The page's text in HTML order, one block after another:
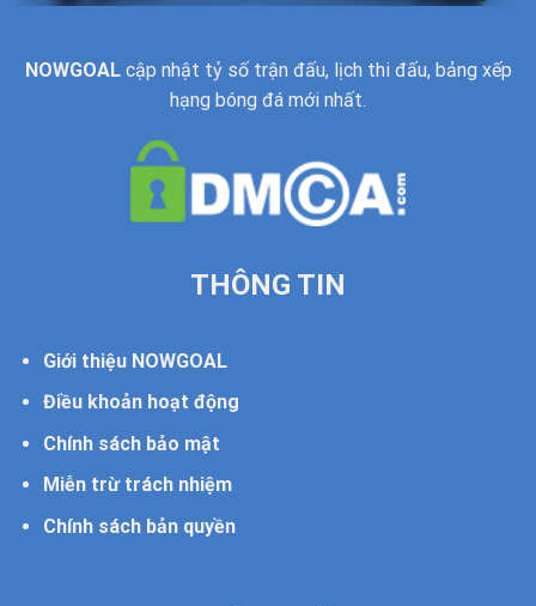
NOWGOALcập nhật tỷ số trận đấu, lịch thi đấu, bảng xếp
hạng bóng đá mới nhất.
THÔNG TIN
Giới thiệu NOWGOAL
Điều khoản hoạt động
Chính sách bảo mật
Miễn trừ trách nhiệm
Chính sách bản quyền